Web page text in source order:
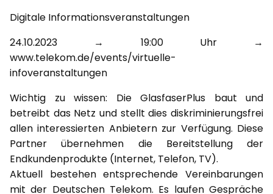
Digitale Informationsveranstaltungen
24.10.2023 → 19:00 Uhr →
www.telekom.de/events/virtuelle-
infoveranstaltungen
Wichtig zu wissen: Die GlasfaserPlus baut und
betreibt das Netz und stellt dies diskriminierungsfrei
allen interessierten Anbietern zur Verfügung. Diese
Partner übernehmen die Bereitstellung der
Endkundenprodukte (Internet, Telefon, TV).
Aktuell bestehen entsprechende Vereinbarungen
mit der Deutschen Telekom. Es laufen Gespräche